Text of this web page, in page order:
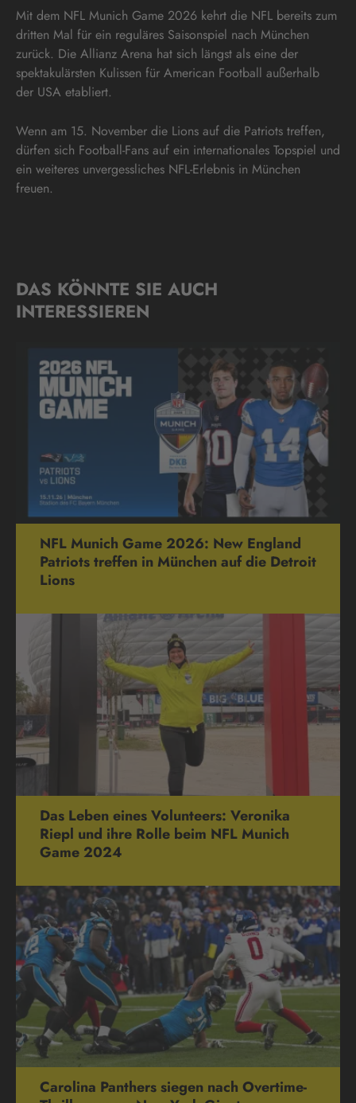
Mit dem NFL Munich Game 2026 kehrt die NFL bereits zum
dritten Mal für ein reguläres Saisonspiel nach München
zurück. Die Allianz Arena hat sich längst als eine der
spektakulärsten Kulissen für American Football außerhalb
der USA etabliert.
Wenn am 15. November die Lions auf die Patriots treffen,
dürfen sich Football-Fans auf ein internationales Topspiel und
ein weiteres unvergessliches NFL-Erlebnis in München
freuen.
DAS KÖNNTE SIE AUCH
INTERESSIEREN
NFL Munich Game 2026: New England
Patriots treffen in München auf die Detroit
Lions
Das Leben eines Volunteers: Veronika
Riepl und ihre Rolle beim NFL Munich
Game 2024
Carolina Panthers siegen nach Overtime-